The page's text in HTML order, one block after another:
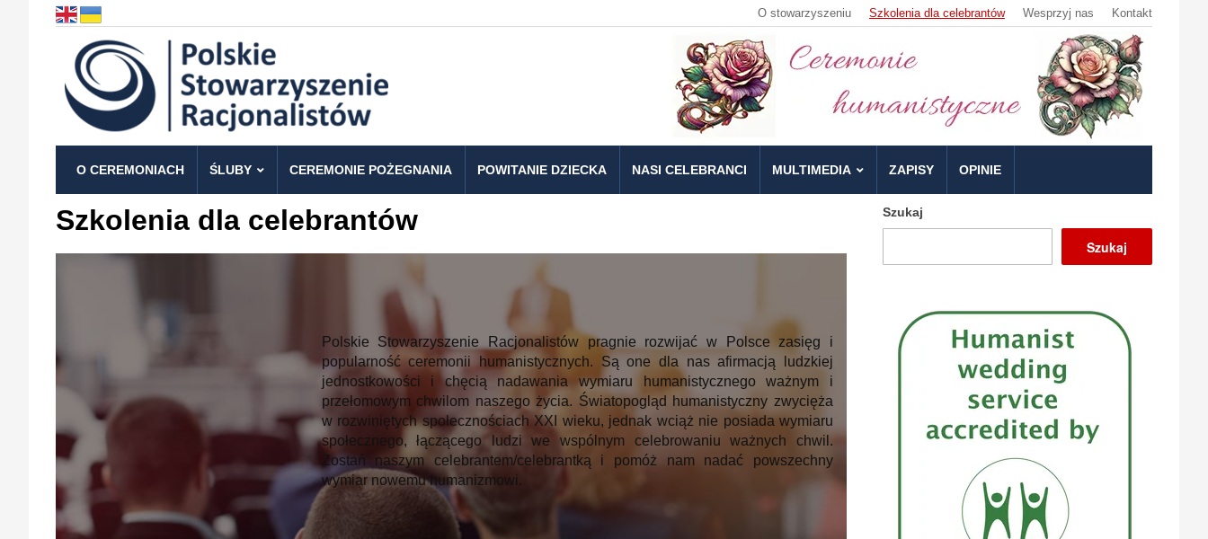
O stowarzyszeniu Szkolenia dla celebrantów Wesprzyj nas Kontakt
O CEREMONIACH ŚLUBY CEREMONIE POŻEGNANIA POWITANIE DZIECKA NASI CELEBRANCI MULTIMEDIA ZAPISY OPINIE
Szkolenia dla celebrantów
Polskie Stowarzyszenie Racjonalistów pragnie rozwijać w Polsce zasięg i
popularność ceremonii humanistycznych. Są one dla nas afirmacją ludzkiej
jednostkowości i chęcią nadawania wymiaru humanistycznego ważnym i
przełomowym chwilom naszego życia. Światopogląd humanistyczny zwycięża
w rozwiniętych społecznościach XXI wieku, jednak wciąż nie posiada wymiaru
społecznego, łączącego ludzi we wspólnym celebrowaniu ważnych chwil.
Zostań naszym celebrantem/celebrantką i pomóż nam nadać powszechny
wymiar nowemu humanizmowi.
Szukaj
Szukaj